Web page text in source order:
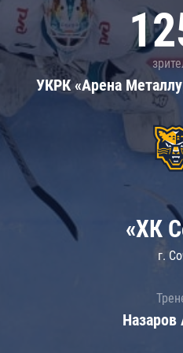
УКРК «Арена
«ХК
г.
Назаров